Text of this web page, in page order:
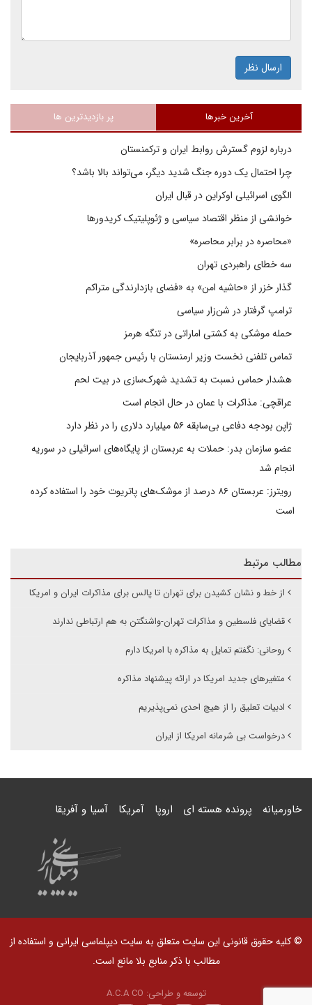
ارسال نظر
آخرین خبرها پر بازدیدترین ها
درباره لزوم گسترش روابط ایران و ترکمنستان
چرا احتمال یک دوره جنگ شدید دیگر، می‌تواند بالا باشد؟
الگوی اسرائیلی اوکراین در قبال ایران
خوانشی از منظر اقتصاد سیاسی و ژئوپلیتیک کریدورها
«محاصره در برابر محاصره»
سه خطای راهبردی تهران
گذار خزر از «حاشیه امن» به «فضای بازدارندگی متراکم
ترامپ گرفتار در شن‌زار سیاسی
حمله موشکی به کشتی اماراتی در تنگه هرمز
تماس تلفنی نخست وزیر ارمنستان با رئیس جمهور آذربایجان
هشدار حماس نسبت به تشدید شهرک‌سازی در بیت‌ لحم
عراقچی: مذاکرات با عمان در حال انجام است
ژاپن بودجه دفاعی بی‌سابقه ۵۶ میلیارد دلاری را در نظر دارد
عضو سازمان بدر: حملات به عربستان از پایگاه‌های اسرائیلی در سوریه
انجام شد
رویترز: عربستان ۸۶ درصد از موشک‌های پاتریوت خود را استفاده کرده
است
مطالب مرتبط
از خط و نشان کشیدن برای تهران تا پالس برای مذاکرات ایران و امریکا
قضایای فلسطین و مذاکرات تهران-واشنگتن به هم ارتباطی ندارند
روحانی: نگفتم تمایل به مذاکره با امریکا دارم
متغیرهای جدید امریکا در ارائه پیشنهاد مذاکره
ادبیات تعلیق را از هیچ احدی نمی‌پذیریم
درخواست بی شرمانه امریکا از ایران
خاورمیانه پرونده هسته ای اروپا آمریکا آسیا و آفریقا
© کلیه حقوق قانونی این سایت متعلق به سایت دیپلماسی ایرانی و استفاده از
مطالب با ذکر منابع بلا مانع است.
توسعه و طراحی: A.C.A CO